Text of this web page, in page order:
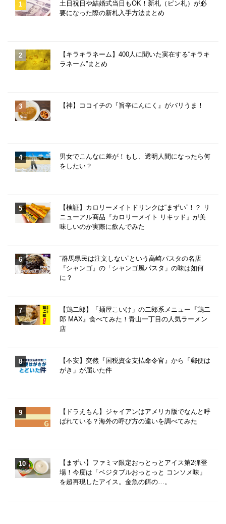
土日祝日や結婚式当日もOK！新札（ピン札）が必
要になった際の新札入手方法まとめ
【キラキラネーム】400人に聞いた実在する“キラキ
ラネーム”まとめ
【神】ココイチの『旨辛にんにく』がバリうま！
男女でこんなに差が！もし、透明人間になったら何
をしたい？
【検証】カロリーメイトドリンクは“まずい”！？ リ
ニューアル商品『カロリーメイト リキッド』が美
味しいのか実際に飲んでみた
“群馬県民は注文しない”という高崎パスタの名店
『シャンゴ』の「シャンゴ風パスタ」の味は如何
に？
【鶏二郎】「麺屋こいけ」の二郎系メニュー『鶏二
郎 MAX』食べてみた！青山一丁目の人気ラーメン
店
【不安】突然『国税資金支払命令官』から「郵便は
がき」が届いた件
【ドラえもん】ジャイアンはアメリカ版でなんと呼
ばれている？海外の呼び方の違いを調べてみた
【まずい】ファミマ限定おっとっとアイス第2弾登
場！今度は「ベジタブルおっとっと コンソメ味」
を超再現したアイス。金魚の餌の…。